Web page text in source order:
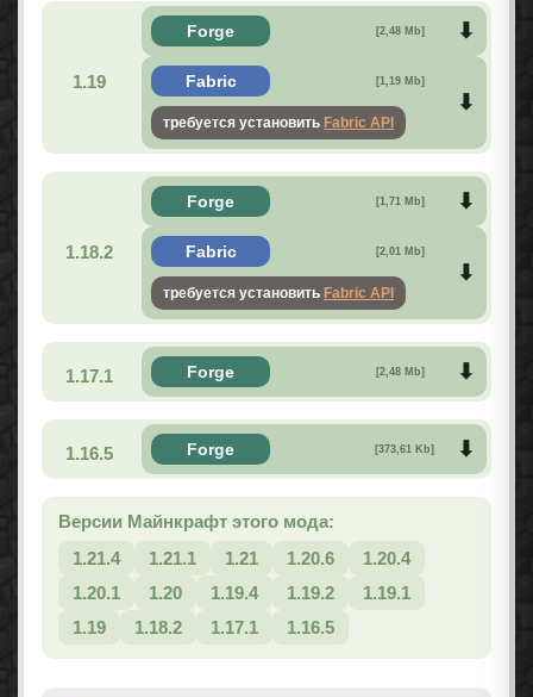
1.19
Forge [2,48 Mb]
Fabric [1,19 Mb]
требуется установить Fabric API
1.18.2
Forge [1,71 Mb]
Fabric [2,01 Mb]
требуется установить Fabric API
1.17.1 Forge [2,48 Mb]
1.16.5 Forge [373,61 Kb]
Версии Майнкрафт этого мода:
1.21.4
1.21.1 1.21 1.20.6
1.20.4
1.20.1
1.20 1.19.4 1.19.2
1.19.1
1.19
1.18.2 1.17.1 1.16.5